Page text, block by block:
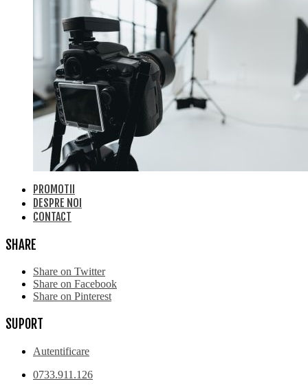
PROMOTII
DESPRE NOI
CONTACT
SHARE
Share on Twitter
Share on Facebook
Share on Pinterest
SUPORT
Autentificare
0733.911.126